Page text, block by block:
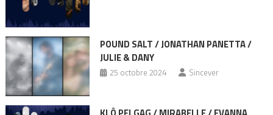
POUND SALT / JONATHAN PANETTA /
JULIE & DANY
25 octobre 2024 Sincever